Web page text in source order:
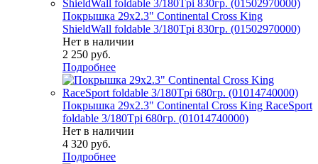
Покрышка 29x2.3" Continental Cross King
ShieldWall foldable 3/180Tpi 830гр. (01502970000)
Нет в наличии
2 250 руб.
Подробнее
Покрышка 29x2.3" Continental Cross King RaceSport
foldable 3/180Tpi 680гр. (01014740000)
Нет в наличии
4 320 руб.
Подробнее